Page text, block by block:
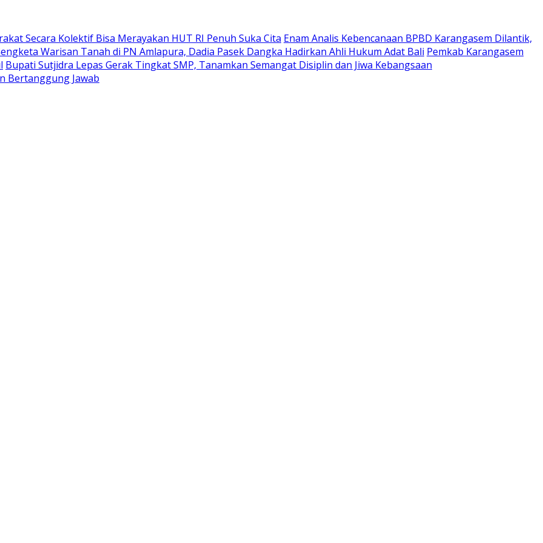
Secara Kolektif Bisa Merayakan HUT RI Penuh Suka Cita Enam Analis Kebencanaan BPBD Karangasem Dilantik,
Warisan Tanah di PN Amlapura, Dadia Pasek Dangka Hadirkan Ahli Hukum Adat Bali Pemkab Karangasem
Bupati Sutjidra Lepas Gerak Tingkat SMP, Tanamkan Semangat Disiplin dan Jiwa Kebangsaan